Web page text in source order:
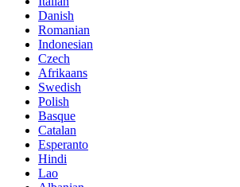
Danish
Romanian
Indonesian
Czech
Afrikaans
Swedish
Polish
Basque
Catalan
Esperanto
Hindi
Lao